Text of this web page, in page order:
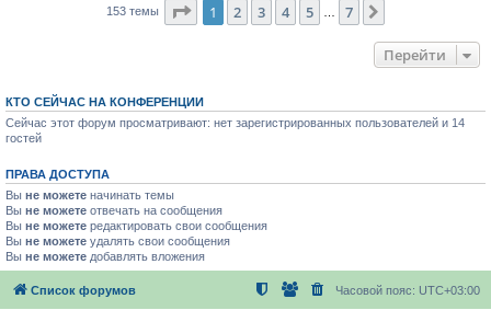
153 темы Страница из
1 2 3 4 5 … 7
Перейти
КТО СЕЙЧАС НА КОНФЕРЕНЦИИ
Сейчас этот форум просматривают: нет зарегистрированных пользователей и 14
гостей
ПРАВА ДОСТУПА
Вы не можете начинать темы
Вы не можете отвечать на сообщения
Вы не можете редактировать свои сообщения
Вы не можете удалять свои сообщения
Вы не можете добавлять вложения
Список форумов Часовой пояс: UTC+03:00